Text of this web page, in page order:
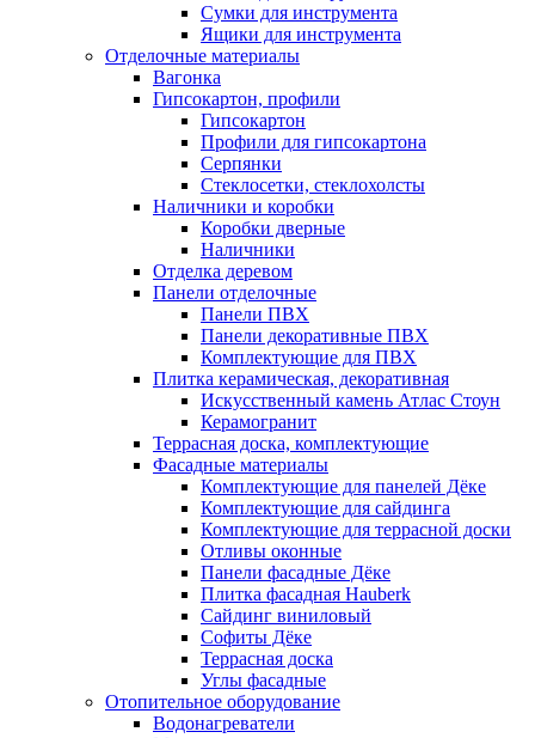
Сумки для инструмента
Ящики для инструмента
Отделочные материалы
Вагонка
Гипсокартон, профили
Гипсокартон
Профили для гипсокартона
Серпянки
Стеклосетки, стеклохолсты
Наличники и коробки
Коробки дверные
Наличники
Отделка деревом
Панели отделочные
Панели ПВХ
Панели декоративные ПВХ
Комплектующие для ПВХ
Плитка керамическая, декоративная
Искусственный камень Атлас Стоун
Керамогранит
Террасная доска, комплектующие
Фасадные материалы
Комплектующие для панелей Дёке
Комплектующие для сайдинга
Комплектующие для террасной доски
Отливы оконные
Панели фасадные Дёке
Плитка фасадная Hauberk
Сайдинг виниловый
Софиты Дёке
Террасная доска
Углы фасадные
Отопительное оборудование
Водонагреватели